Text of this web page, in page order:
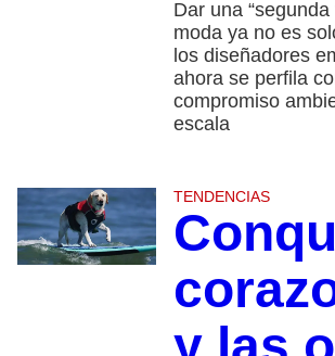
Dar una “segunda
moda ya no es
los diseñadores
ahora se perfila
compromiso
escala
TENDENCIAS